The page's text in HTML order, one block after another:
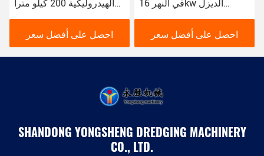
الهيدروليكية 200 كيلو متراً
في الساعة 16 كيلوواط
اللون الأحمر المستخدم في
جرف الأنهار
احصل على أفضل سعر
في النهر 16kw الديزل
الهيدروليكية
احصل على أفضل سعر
SHANDONG YONGSHENG DREDGING MACHINERY
CO., LTD.